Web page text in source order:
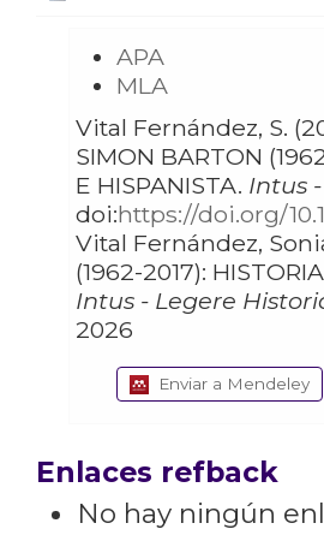
APA
MLA
Vital Fernández, S. (2018). IN MEMORIAM
SIMON BARTON (1962-2017): HISTORIADOR,
E HISPANISTA. Intus
doi:https://doi.org/
Vital Fernández, Sonia. "IN MEMORIAM SIMON
(1962-
Intus - Legere
2026
Enviar a Mendeley
Enlaces refback
No hay ningún